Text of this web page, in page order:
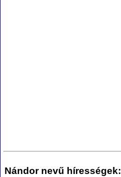
Nándor nevű hírességek: